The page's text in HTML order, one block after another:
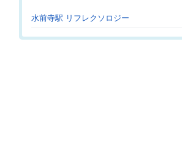
水前寺駅 リフレクソロジー